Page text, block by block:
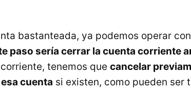
bastanteada, ya podemos operar
paso sería cerrar la cuenta corriente
tenemos que cancelar
cuenta si existen, como pueden ser